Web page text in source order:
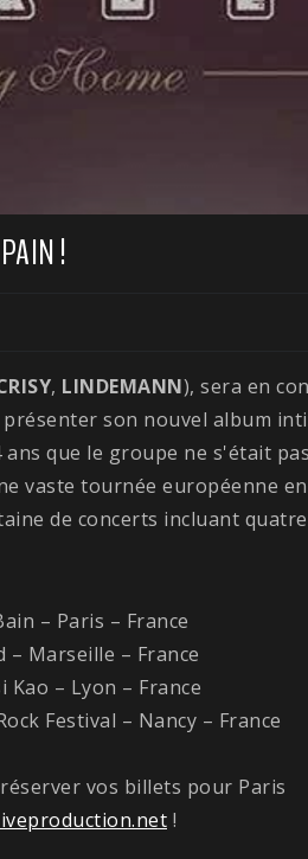
!
, LINDEMANN), sera en
son nouvel album
que le groupe ne s'était
vaste tournée européenne
de concerts incluant
– Paris – France
– Marseille – France
Kao – Lyon – France
Festival – Nancy – France
vos billets pour Paris
!